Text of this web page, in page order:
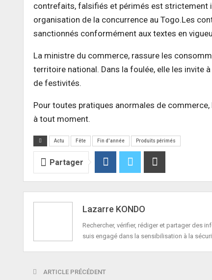
contrefaits, falsifiés et périmés est strictement
organisation de la concurrence au Togo.Les
sanctionnés conformément aux textes en
La ministre du commerce, rassure les
territoire national. Dans la foulée, elle les invite
de festivités.
Pour toutes pratiques anormales de
à tout moment.
Actu Fête Fin d'année Produits périmés
Partager
Lazarre KONDO
Rechercher, vérifier, rédiger et partager des
suis engagé dans la sensibilisation à la
ARTICLE PRÉCÉDENT